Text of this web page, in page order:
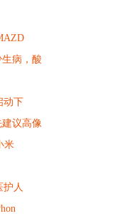
病，酸
动下
议高像
米
护人